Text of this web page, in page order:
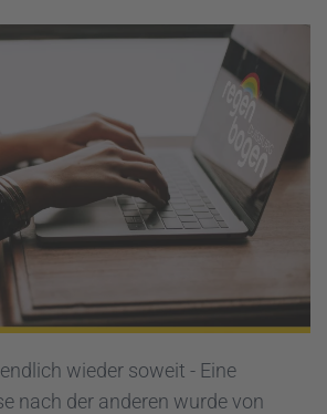
wieder soweit - Eine
nach der anderen wurde von